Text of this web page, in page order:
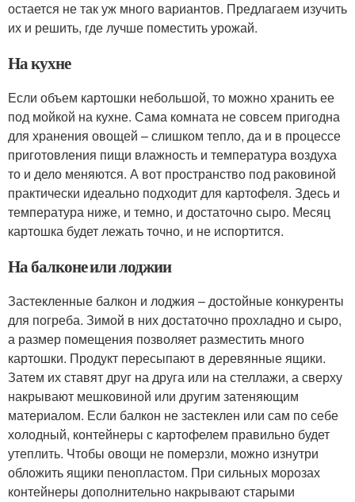
остается не так уж много вариантов. Предлагаем изучить
их и решить, где лучше поместить урожай.
На кухне
Если объем картошки небольшой, то можно хранить ее
под мойкой на кухне. Сама комната не совсем пригодна
для хранения овощей – слишком тепло, да и в процессе
приготовления пищи влажность и температура воздуха
то и дело меняются. А вот пространство под раковиной
практически идеально подходит для картофеля. Здесь и
температура ниже, и темно, и достаточно сыро. Месяц
картошка будет лежать точно, и не испортится.
На балконе или лоджии
Застекленные балкон и лоджия – достойные конкуренты
для погреба. Зимой в них достаточно прохладно и сыро,
а размер помещения позволяет разместить много
картошки. Продукт пересыпают в деревянные ящики.
Затем их ставят друг на друга или на стеллажи, а сверху
накрывают мешковиной или другим затеняющим
материалом. Если балкон не застеклен или сам по себе
холодный, контейнеры с картофелем правильно будет
утеплить. Чтобы овощи не померзли, можно изнутри
обложить ящики пенопластом. При сильных морозах
контейнеры дополнительно накрывают старыми